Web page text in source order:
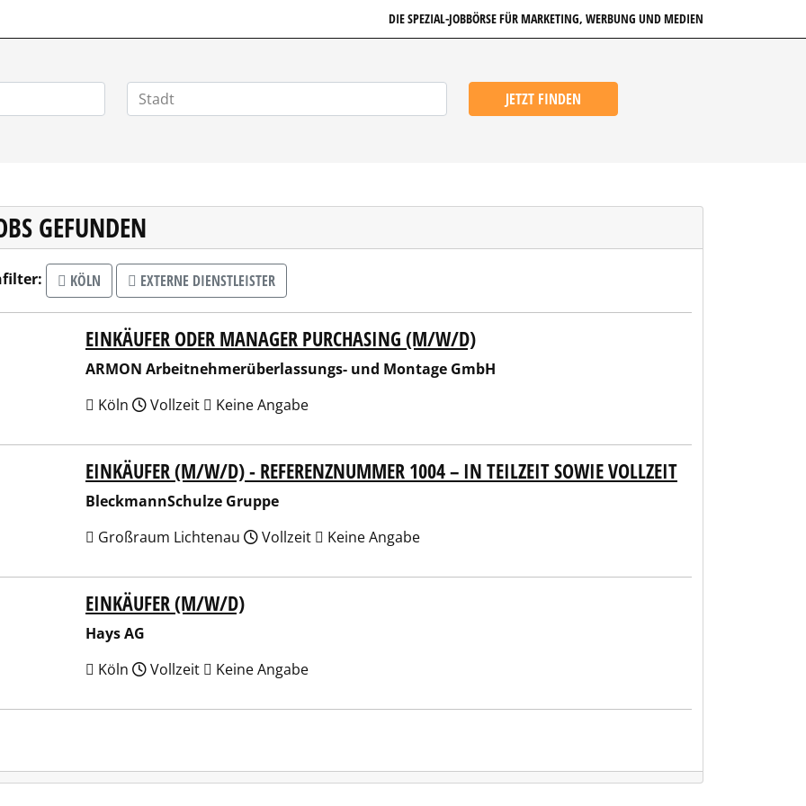
DIE SPEZIAL-JOBBÖRSE FÜR MARKETING, WERBUNG UND MEDIEN
JETZT FINDEN
GEFUNDEN
KÖLN EXTERNE DIENSTLEISTER
Arbeitnehmerüberlassungs- und Montage GmbH
EINKÄUFER ODER MANAGER PURCHASING (M/W/D)
ARMON Arbeitnehmerüberlassungs- und Montage GmbH
Köln
Vollzeit Keine Angabe
Gruppe
EINKÄUFER (M/W/D) - REFERENZNUMMER 1004 – IN TEILZEIT SOWIE VOLLZEIT
BleckmannSchulze Gruppe
Großraum Lichtenau
Vollzeit Keine Angabe
EINKÄUFER (M/W/D)
Hays AG
Köln
Vollzeit Keine Angabe